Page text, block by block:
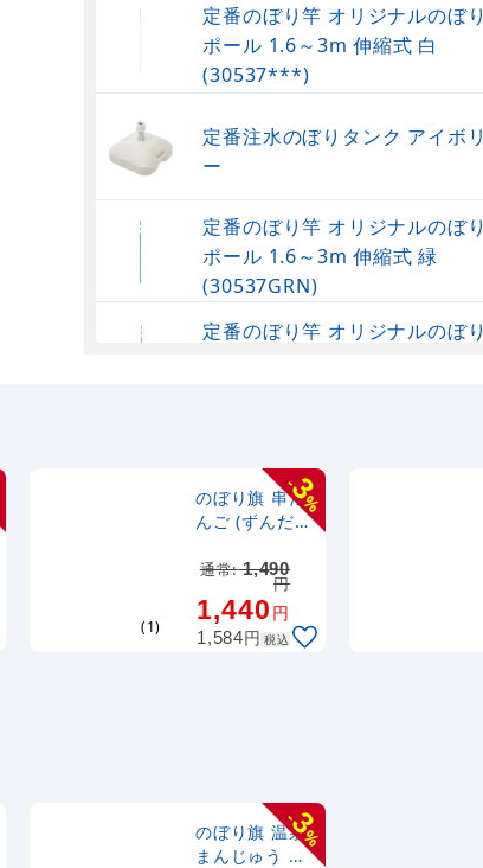
定番のぼり竿 オリジナルのぼり
ポール 1.6～3m 伸縮式 白
(30537***)
定番注水のぼりタンク アイボリ
ー
定番のぼり竿 オリジナルのぼり
ポール 1.6～3m 伸縮式 緑
(30537GRN)
定番のぼり竿 オリジナルのぼり
ポール 1.6～3m 伸縮式 黒
(30537BLK)
注水型マルチのぼりスタンド
(1)
-
3
%
のぼり旗 串だ
んご (ずんだ)
通常:1,490
円
1,440円
1,584円 税込
-
3
%
のぼり旗 温泉
まんじゅう 青